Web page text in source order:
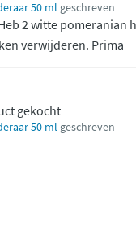
50 ml geschreven
2 witte pomeranian
verwijderen. Prima
gekocht
50 ml geschreven